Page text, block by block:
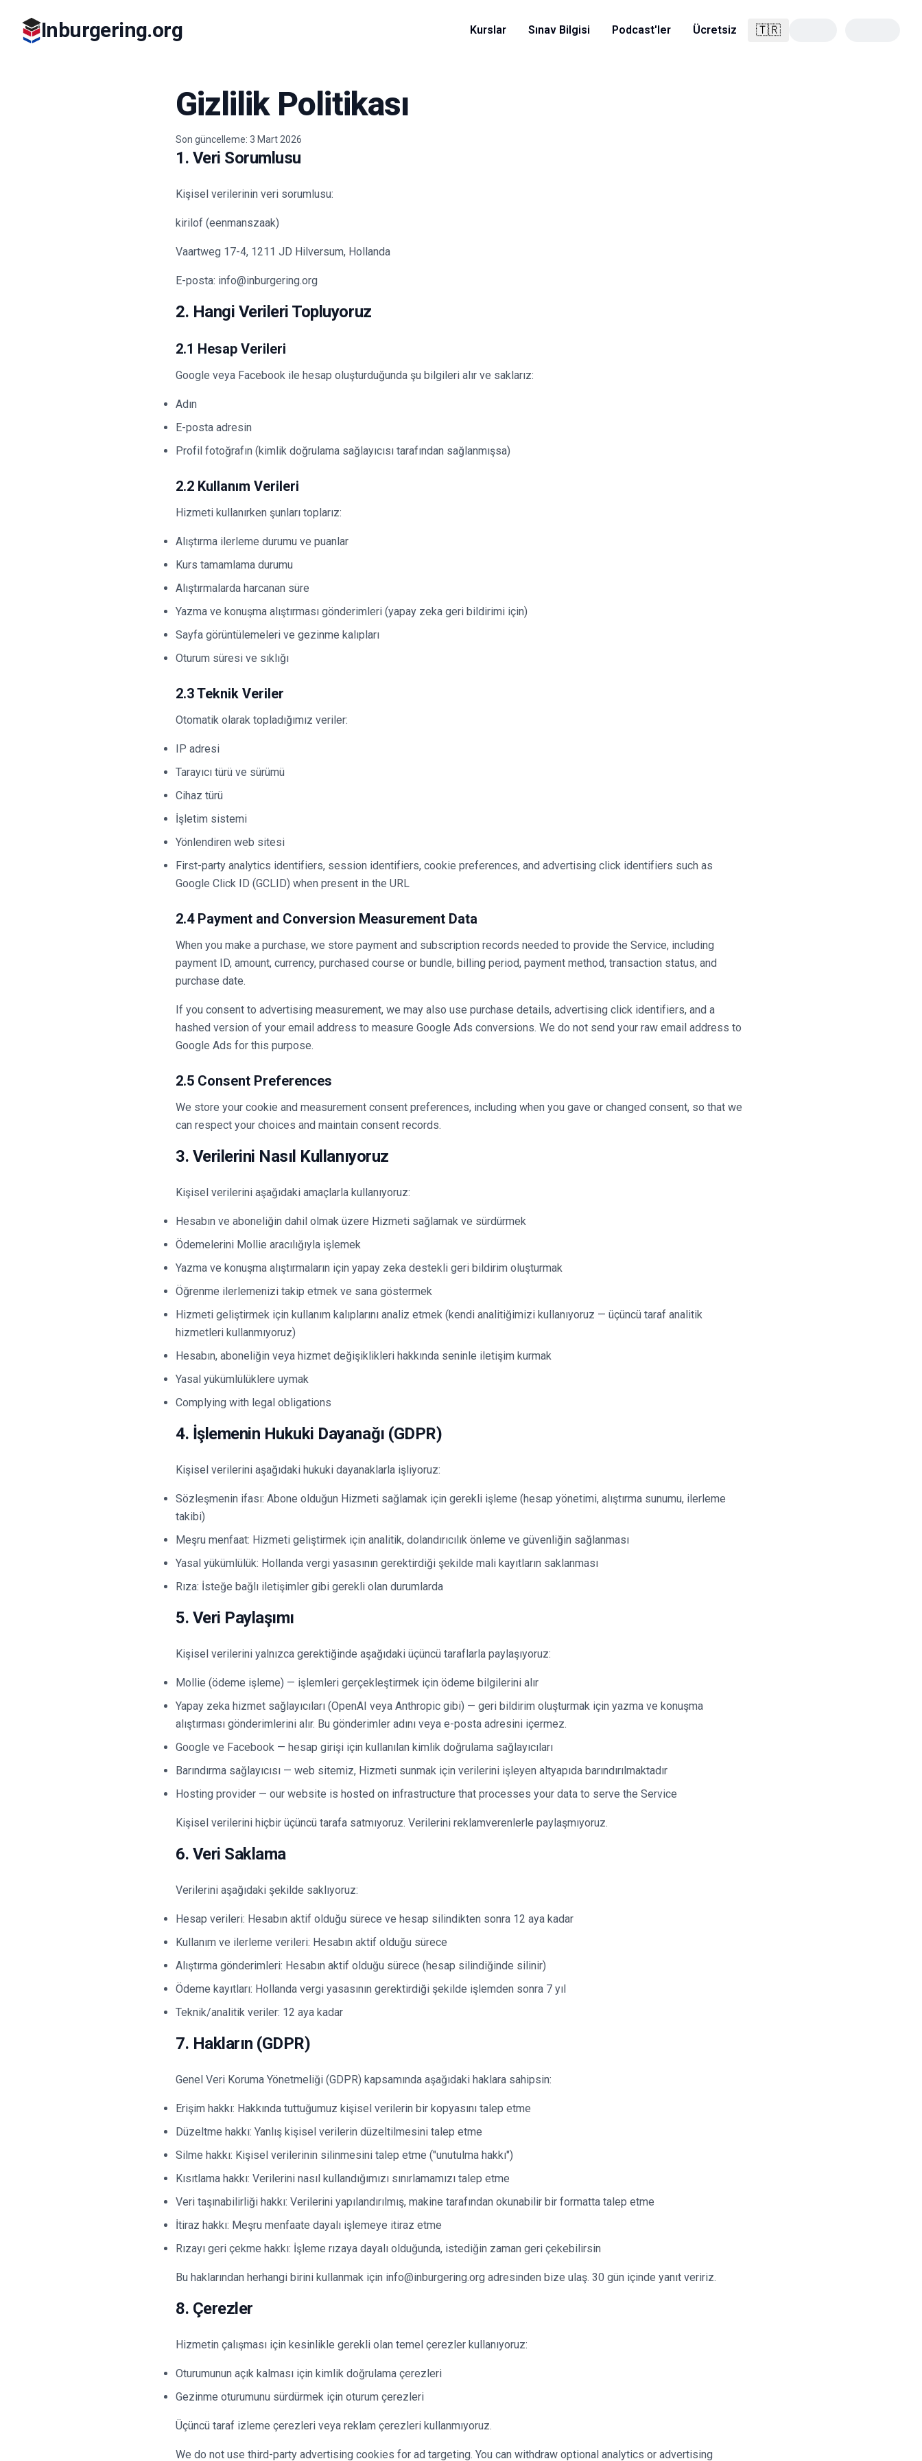
Inburgering.org Kurslar Sınav Bilgisi Podcast'ler Ücretsiz 🇹🇷Türkçe
Gizlilik Politikası
Son güncelleme: 3 Mart 2026
1. Veri Sorumlusu
Kişisel verilerinin veri sorumlusu:
kirilof (eenmanszaak)
Vaartweg 17-4, 1211 JD Hilversum, Hollanda
E-posta: info@inburgering.org
2. Hangi Verileri Topluyoruz
2.1 Hesap Verileri
Google veya Facebook ile hesap oluşturduğunda şu bilgileri alır ve saklarız:
Adın
E-posta adresin
Profil fotoğrafın (kimlik doğrulama sağlayıcısı tarafından sağlanmışsa)
2.2 Kullanım Verileri
Hizmeti kullanırken şunları toplarız:
Alıştırma ilerleme durumu ve puanlar
Kurs tamamlama durumu
Alıştırmalarda harcanan süre
Yazma ve konuşma alıştırması gönderimleri (yapay zeka geri bildirimi için)
Sayfa görüntülemeleri ve gezinme kalıpları
Oturum süresi ve sıklığı
2.3 Teknik Veriler
Otomatik olarak topladığımız veriler:
IP adresi
Tarayıcı türü ve sürümü
Cihaz türü
İşletim sistemi
Yönlendiren web sitesi
First-party analytics identifiers, session identifiers, cookie preferences, and advertising click identifiers such as
Google Click ID (GCLID) when present in the URL
2.4 Payment and Conversion Measurement Data
When you make a purchase, we store payment and subscription records needed to provide the Service, including
payment ID, amount, currency, purchased course or bundle, billing period, payment method, transaction status, and
purchase date.
If you consent to advertising measurement, we may also use purchase details, advertising click identifiers, and a
hashed version of your email address to measure Google Ads conversions. We do not send your raw email address to
Google Ads for this purpose.
2.5 Consent Preferences
We store your cookie and measurement consent preferences, including when you gave or changed consent, so that we
can respect your choices and maintain consent records.
3. Verilerini Nasıl Kullanıyoruz
Kişisel verilerini aşağıdaki amaçlarla kullanıyoruz:
Hesabın ve aboneliğin dahil olmak üzere Hizmeti sağlamak ve sürdürmek
Ödemelerini Mollie aracılığıyla işlemek
Yazma ve konuşma alıştırmaların için yapay zeka destekli geri bildirim oluşturmak
Öğrenme ilerlemenizi takip etmek ve sana göstermek
Hizmeti geliştirmek için kullanım kalıplarını analiz etmek (kendi analitiğimizi kullanıyoruz — üçüncü taraf analitik
hizmetleri kullanmıyoruz)
Hesabın, aboneliğin veya hizmet değişiklikleri hakkında seninle iletişim kurmak
Yasal yükümlülüklere uymak
Complying with legal obligations
4. İşlemenin Hukuki Dayanağı (GDPR)
Kişisel verilerini aşağıdaki hukuki dayanaklarla işliyoruz:
Sözleşmenin ifası: Abone olduğun Hizmeti sağlamak için gerekli işleme (hesap yönetimi, alıştırma sunumu, ilerleme
takibi)
Meşru menfaat: Hizmeti geliştirmek için analitik, dolandırıcılık önleme ve güvenliğin sağlanması
Yasal yükümlülük: Hollanda vergi yasasının gerektirdiği şekilde mali kayıtların saklanması
Rıza: İsteğe bağlı iletişimler gibi gerekli olan durumlarda
5. Veri Paylaşımı
Kişisel verilerini yalnızca gerektiğinde aşağıdaki üçüncü taraflarla paylaşıyoruz:
Mollie (ödeme işleme) — işlemleri gerçekleştirmek için ödeme bilgilerini alır
Yapay zeka hizmet sağlayıcıları (OpenAI veya Anthropic gibi) — geri bildirim oluşturmak için yazma ve konuşma
alıştırması gönderimlerini alır. Bu gönderimler adını veya e-posta adresini içermez.
Google ve Facebook — hesap girişi için kullanılan kimlik doğrulama sağlayıcıları
Barındırma sağlayıcısı — web sitemiz, Hizmeti sunmak için verilerini işleyen altyapıda barındırılmaktadır
Hosting provider — our website is hosted on infrastructure that processes your data to serve the Service
Kişisel verilerini hiçbir üçüncü tarafa satmıyoruz. Verilerini reklamverenlerle paylaşmıyoruz.
6. Veri Saklama
Verilerini aşağıdaki şekilde saklıyoruz:
Hesap verileri: Hesabın aktif olduğu sürece ve hesap silindikten sonra 12 aya kadar
Kullanım ve ilerleme verileri: Hesabın aktif olduğu sürece
Alıştırma gönderimleri: Hesabın aktif olduğu sürece (hesap silindiğinde silinir)
Ödeme kayıtları: Hollanda vergi yasasının gerektirdiği şekilde işlemden sonra 7 yıl
Teknik/analitik veriler: 12 aya kadar
7. Hakların (GDPR)
Genel Veri Koruma Yönetmeliği (GDPR) kapsamında aşağıdaki haklara sahipsin:
Erişim hakkı: Hakkında tuttuğumuz kişisel verilerin bir kopyasını talep etme
Düzeltme hakkı: Yanlış kişisel verilerin düzeltilmesini talep etme
Silme hakkı: Kişisel verilerinin silinmesini talep etme ("unutulma hakkı")
Kısıtlama hakkı: Verilerini nasıl kullandığımızı sınırlamamızı talep etme
Veri taşınabilirliği hakkı: Verilerini yapılandırılmış, makine tarafından okunabilir bir formatta talep etme
İtiraz hakkı: Meşru menfaate dayalı işlemeye itiraz etme
Rızayı geri çekme hakkı: İşleme rızaya dayalı olduğunda, istediğin zaman geri çekebilirsin
Bu haklarından herhangi birini kullanmak için info@inburgering.org adresinden bize ulaş. 30 gün içinde yanıt veririz.
8. Çerezler
Hizmetin çalışması için kesinlikle gerekli olan temel çerezler kullanıyoruz:
Oturumunun açık kalması için kimlik doğrulama çerezleri
Gezinme oturumunu sürdürmek için oturum çerezleri
Üçüncü taraf izleme çerezleri veya reklam çerezleri kullanmıyoruz.
We do not use third-party advertising cookies for ad targeting. You can withdraw optional analytics or advertising